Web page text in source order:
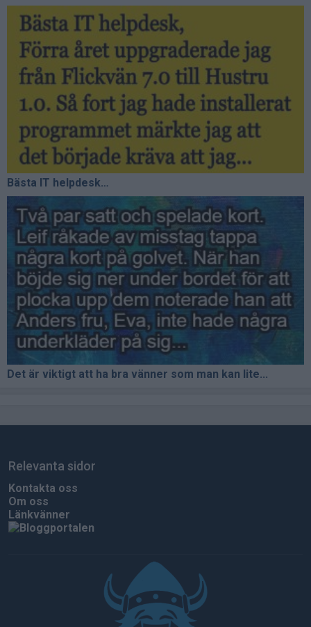
Bästa IT helpdesk…
Det är viktigt att ha bra vänner som man kan lite...
Relevanta sidor
Kontakta oss
Om oss
Länkvänner